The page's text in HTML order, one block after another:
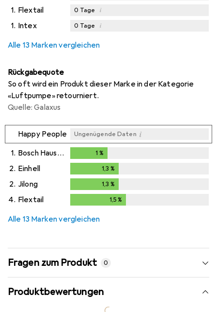
1. Flextail 0 Tage i
1. Intex 0 Tage i
Alle 13 Marken vergleichen
Rückgabequote
So oft wird ein Produkt dieser Marke in der Kategorie
«Luftpumpe» retourniert.
Quelle: Galaxus
Happy People Ungenügende Daten i
1. Bosch Hausgeräte 1 %
2. Einhell 1,3 %
2. Jilong 1,3 %
4. Flextail 1,5 %
Alle 13 Marken vergleichen
Fragen zum Produkt 0
Produktbewertungen